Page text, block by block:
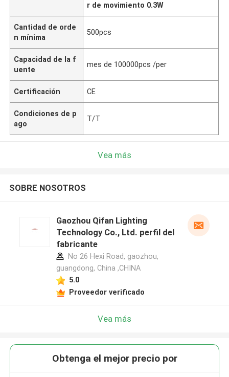
r de movimiento 0.3W
Cantidad de orde
n mínima
500pcs
Capacidad de la f
uente
mes de 100000pcs /per
Certificación CE
Condiciones de p
ago
T/T
Vea más
SOBRE NOSOTROS
Gaozhou Qifan Lighting
Technology Co., Ltd. perfil del
fabricante
No 26 Hexi Road, gaozhou,
guangdong, China ,CHINA
5.0
Proveedor verificado
Vea más
Obtenga el mejor precio por